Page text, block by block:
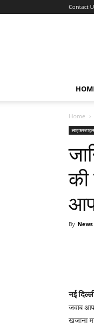
Contact
Home
लाइफस्टाइल
की
By News
नई
जवाब
खजाना